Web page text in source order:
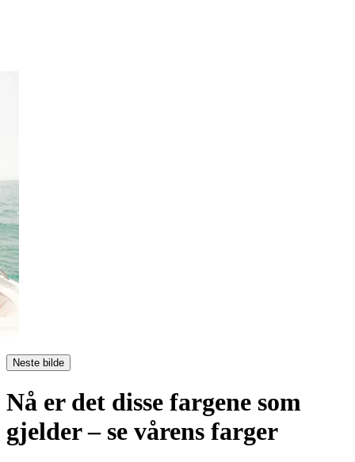
Neste bilde
Nå er det disse fargene som
gjelder – se vårens farger